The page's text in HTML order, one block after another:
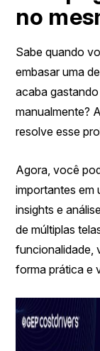
no
Sabe quando
embasar uma
acaba
manualmente?
resolve esse
Agora, você
importantes em
insights e
de múltiplas
funcionalidade,
forma prática e